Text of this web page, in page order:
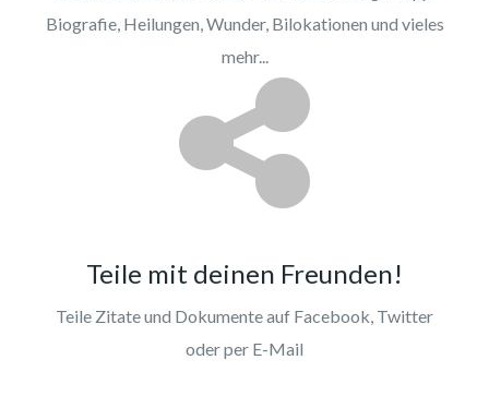
Biografie, Heilungen, Wunder, Bilokationen und vieles
mehr...
Teile mit deinen Freunden!
Teile Zitate und Dokumente auf Facebook, Twitter
oder per E-Mail